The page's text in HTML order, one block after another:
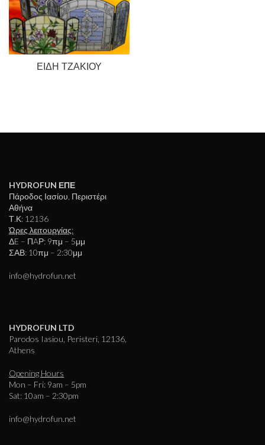
ΕΊΔΗ ΤΖΑΚΙΟΎ
HYDROFUN ΕΠΕ
Πάροδος Ιασίου, Περιστέρι
Αθήνα
Τ.Κ: 12136
Ώρες λειτουργίας:
ΔE – ΠAΡ: 9πμ – 5μμ
ΣΑΒ: 10πμ – 2:30μμ
info@hydrofun.net
HYDROFUN LTD
Parodos Iasiou, Peristeri, 12136,
Athens
Opening Hours
Mon – Fri: 9am – 5pm
Sat: 10am – 2:30pm
info@hydrofun.net